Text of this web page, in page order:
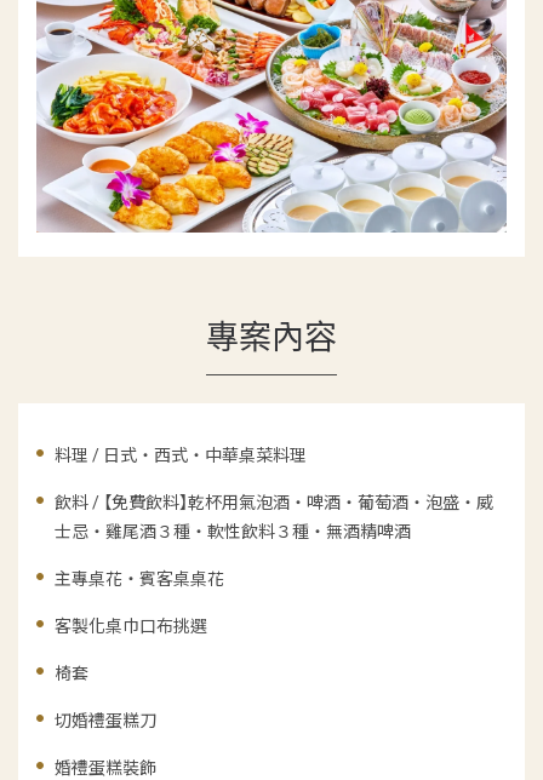
專案內容
料理 / 日式・西式・中華桌菜料理
飲料 / 【免費飲料】乾杯用氣泡酒・啤酒・葡萄酒・泡盛・威
士忌・雞尾酒３種・軟性飲料３種・無酒精啤酒
主專桌花・賓客桌桌花
客製化桌巾口布挑選
椅套
切婚禮蛋糕刀
婚禮蛋糕裝飾